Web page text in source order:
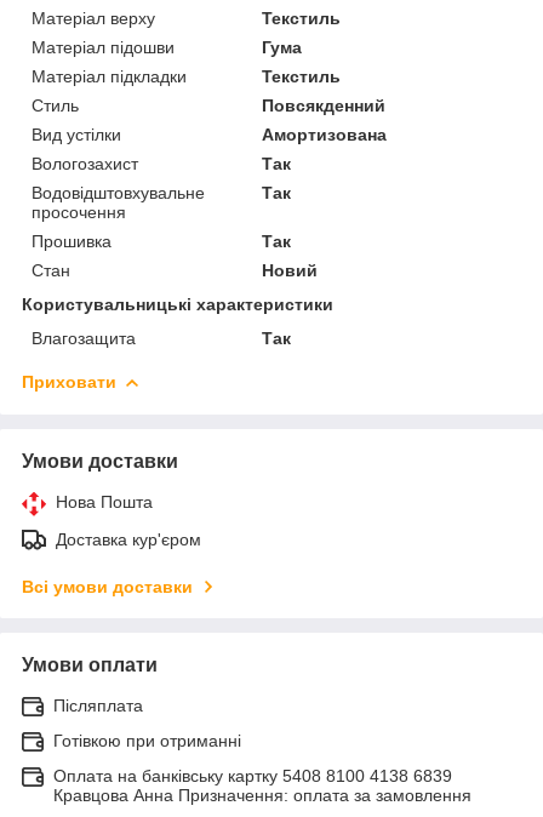
Матеріал верху
Текстиль
Матеріал підошви
Гума
Матеріал підкладки
Текстиль
Стиль
Повсякденний
Вид устілки
Амортизована
Вологозахист
Так
Водовідштовхувальне
просочення
Так
Прошивка
Так
Стан
Новий
Користувальницькі характеристики
Влагозащита
Так
Приховати
Умови доставки
Нова Пошта
Доставка кур'єром
Всі умови доставки
Умови оплати
Післяплата
Готівкою при отриманні
Оплата на банківську картку 5408 8100 4138 6839
Кравцова Анна Призначення: оплата за замовлення